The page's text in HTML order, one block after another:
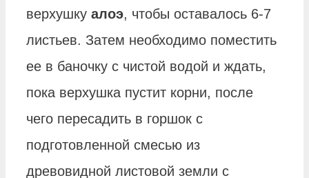
верхушку алоэ, чтобы оставалось 6-7
листьев. Затем необходимо поместить
ее в баночку с чистой водой и ждать,
пока верхушка пустит корни, после
чего пересадить в горшок с
подготовленной смесью из
древовидной листовой земли с